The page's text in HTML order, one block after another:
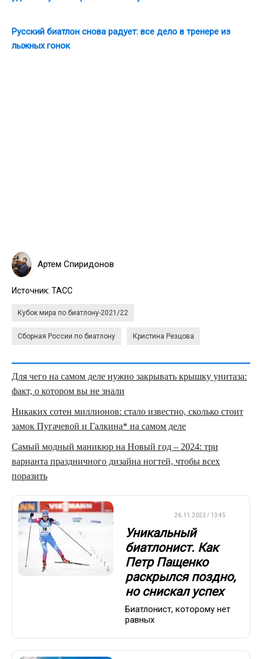
Русский биатлон снова радует: все дело в тренере из
лыжных гонок
Артем Спиридонов
Источник: ТАСС
Кубок мира по биатлону-2021/22
Сборная России по биатлону Кристина Резцова
Для чего на самом деле нужно закрывать крышку унитаза:
факт, о котором вы не знали
Никаких сотен миллионов: стало известно, сколько стоит
замок Пугачевой и Галкина* на самом деле
Самый модный маникюр на Новый год – 2024: три
варианта праздничного дизайна ногтей, чтобы всех
поразить
26.11.2023 / 13:45
Уникальный
биатлонист. Как
Петр Пащенко
раскрылся поздно,
но снискал успех
Биатлонист, которому нет
равных